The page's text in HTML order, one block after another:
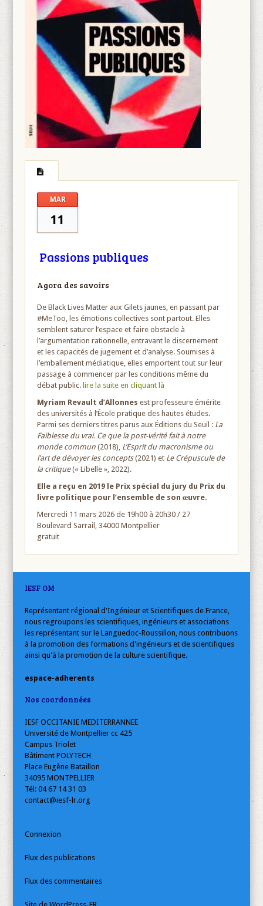
MAR
11
Passions publiques
Agora des savoirs
De Black Lives Matter aux Gilets jaunes, en passant par
#MeToo, les émotions collectives sont partout. Elles
semblent saturer l’espace et faire obstacle à
l’argumentation rationnelle, entravant le discernement
et les capacités de jugement et d’analyse. Soumises à
l’emballement médiatique, elles emportent tout sur leur
passage à commencer par les conditions même du
débat public. lire la suite en cliquant là
Myriam Revault d’Allonnes est professeure émérite
des universités à l’École pratique des hautes études.
Parmi ses derniers titres parus aux Éditions du Seuil : La
Faiblesse du vrai. Ce que la post-vérité fait à notre
monde commun (2018), L’Esprit du macronisme ou
l’art de dévoyer les concepts(2021) et Le Crépuscule de
la critique(« Libelle », 2022).
Elle a reçu en 2019 le Prix spécial du jury du Prix du
livre politique pour l’ensemble de son œuvre.
Mercredi 11 mars 2026 de 19h00 à 20h30 / 27
Boulevard Sarrail, 34000 Montpellier
gratuit
IESF OM
Représentant régional d'Ingénieur et Scientifiques de France,
nous regroupons les scientifiques, ingénieurs et associations
les représentant sur le Languedoc-Roussillon, nous contribuons
à la promotion des formations d'ingénieurs et de scientifiques
ainsi qu'à la promotion de la culture scientifique.
espace-adherents
Nos coordonnées
IESF OCCITANIE MEDITERRANNEE
Université de Montpellier cc 425
Campus Triolet
Bâtiment POLYTECH
Place Eugène Bataillon
34095 MONTPELLIER
Tél: 04 67 14 31 03
contact@iesf-lr.org
Connexion
Flux des publications
Flux des commentaires